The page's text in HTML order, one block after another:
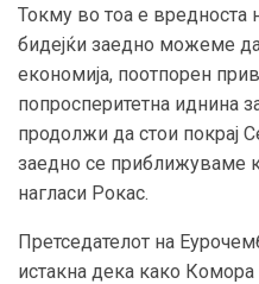
Токму во тоа е
бидејќи заедно можеме
економија, поотпорен
попросперитетна иднина
продолжи да стои покрај
заедно се приближуваме
нагласи Рокас.
Претседателот на
истакна дека како Комора